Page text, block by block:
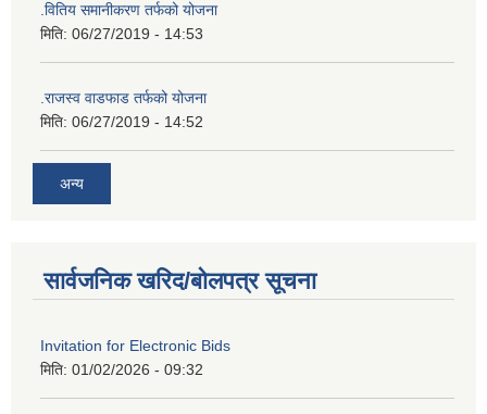
.वितिय समानीकरण तर्फको योजना
मिति: 06/27/2019 - 14:53
.राजस्व वाडफाड तर्फको योजना
मिति: 06/27/2019 - 14:52
अन्य
सार्वजनिक खरिद/बोलपत्र सूचना
Invitation for Electronic Bids
मिति: 01/02/2026 - 09:32